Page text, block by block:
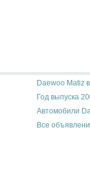
Daewoo Matiz
Год выпуска
Автомобили
Все